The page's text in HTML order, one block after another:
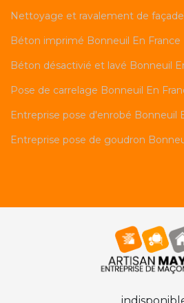
Nettoyage et ravalement de
Béton imprimé Bonneuil En France
Béton désactivié et lavé Bonneuil
Pose de carrelage Bonneuil En
Entreprise pose d'enrobé Bonneuil
Entreprise pose de goudron